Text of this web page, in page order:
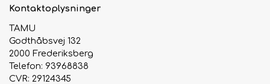
Kontaktoplysninger
TAMU
Godthåbsvej 132
2000 Frederiksberg
Telefon: 93968838
CVR: 29124345